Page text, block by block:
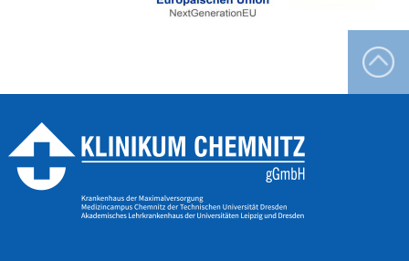
Gefäß- und
Thoraxhotline
Telefon
0172 - 377